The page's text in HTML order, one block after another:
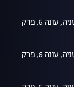
אי האהבה בריטניה, עונה 6, פרק
אי האהבה בריטניה, עונה 6, פרק